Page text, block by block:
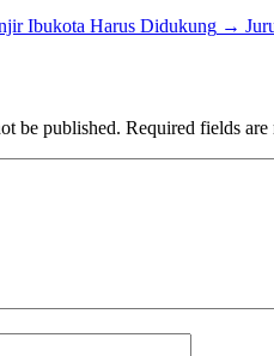
Ibukota Harus Didukung →
be published. Required fields are